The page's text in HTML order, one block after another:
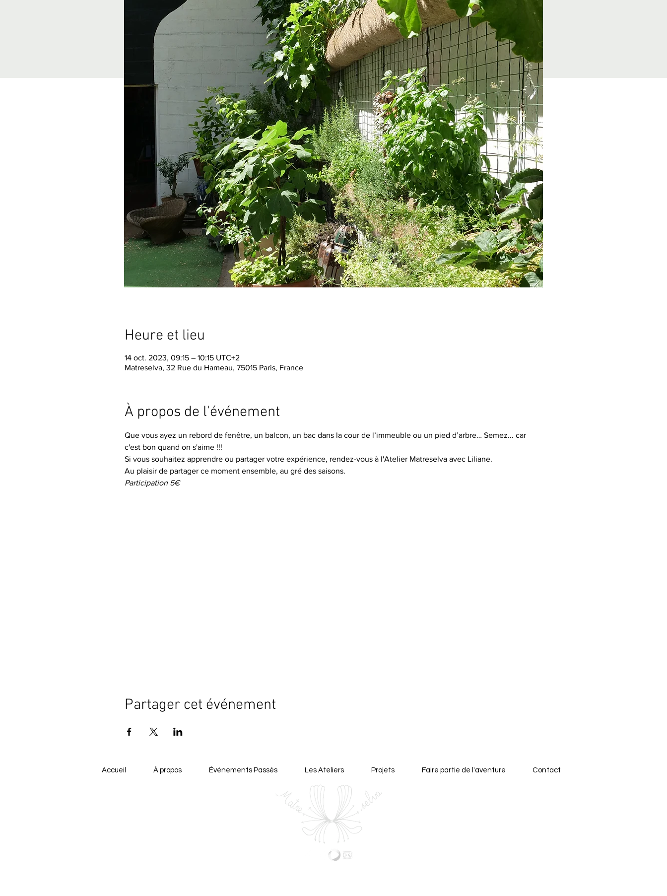
Heure et lieu
14 oct. 2023, 09:15 – 10:15 UTC+2
Matreselva, 32 Rue du Hameau, 75015 Paris, France
À propos de l'événement
Que vous ayez un rebord de fenêtre, un balcon, un bac dans la cour de l’immeuble ou un pied d’arbre… Semez... car
c'est bon quand on s'aime !!!
Si vous souhaitez apprendre ou partager votre expérience, rendez-vous à l'Atelier Matreselva avec Liliane.
Au plaisir de partager ce moment ensemble, au gré des saisons.
Participation 5€
Partager cet événement
Accueil À propos Événements Passés Les Ateliers Projets Faire partie de l'aventure Contact